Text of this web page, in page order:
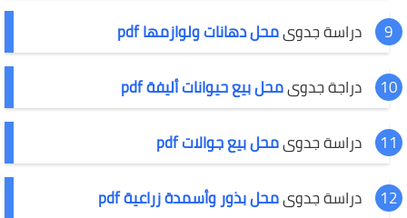
دراسة جدوىمحل دهانات ولوازمها pdf
دراجة جدوىمحل بيع حيوانات أليفة pdf
دراسة جدوىمحل بيع جوالات pdf
دراسة جدوىمحل بذور وأسمدة زراعية pdf